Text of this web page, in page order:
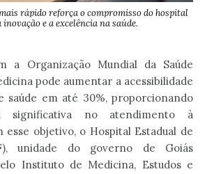
rápido reforça o compromisso do hospital
inovação e a excelência na saúde.
a Organização Mundial da Saúde
pode aumentar a acessibilidade
saúde em até 30%, proporcionando
significativa no atendimento à
esse objetivo, o Hospital Estadual de
unidade do governo de Goiás
Instituto de Medicina, Estudos e